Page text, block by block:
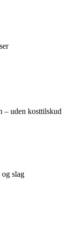
– uden kosttilskud
slag